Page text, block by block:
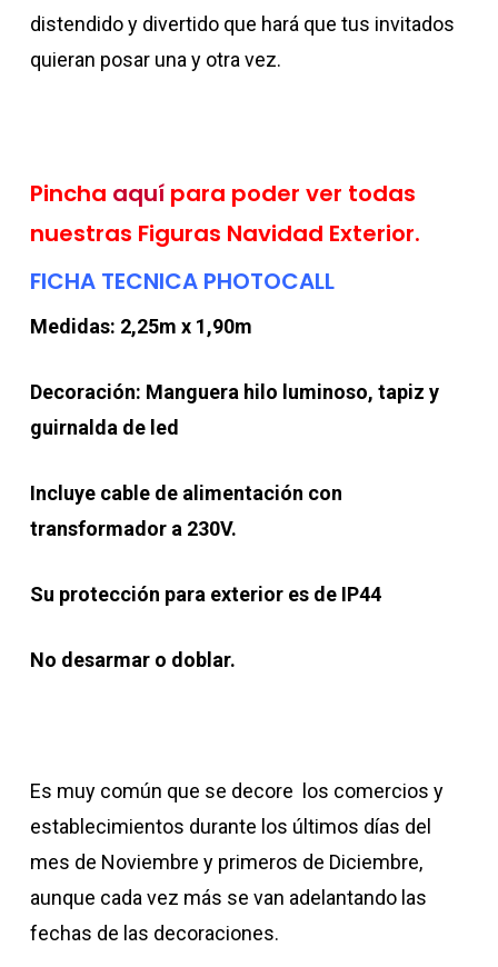
distendido y divertido que hará que tus invitados
quieran posar una y otra vez.
Pincha aquípara poder ver todas
nuestras Figuras Navidad Exterior.
FICHA TECNICA PHOTOCALL
Medidas: 2,25m x 1,90m
Decoración: Manguera hilo luminoso, tapiz y
guirnalda de led
Incluye cable de alimentación con
transformador a 230V.
Su protección para exterior es de IP44
No desarmar o doblar.
Es muy común que se decore los comercios y
establecimientos durante los últimos días del
mes de Noviembre y primeros de Diciembre,
aunque cada vez más se van adelantando las
fechas de las decoraciones.